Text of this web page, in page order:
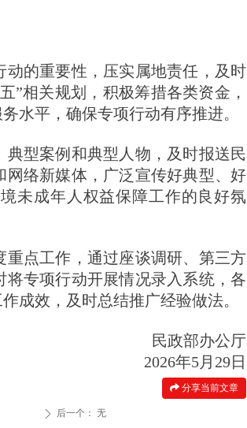
动的重要性，压实属地责任，及时
”相关规划，积极筹措各类资金，
水平，确保专项行动有序推进。
典型案例和典型人物，及时报送民
络新媒体，广泛宣传好典型、好
未成年人权益保障工作的良好氛
重点工作，通过座谈调研、第三方
专项行动开展情况录入系统，各
成效，及时总结推广经验做法。
民政部办公厅
2026年5月29日
ꄲ 后一个： 无
分享当前文章